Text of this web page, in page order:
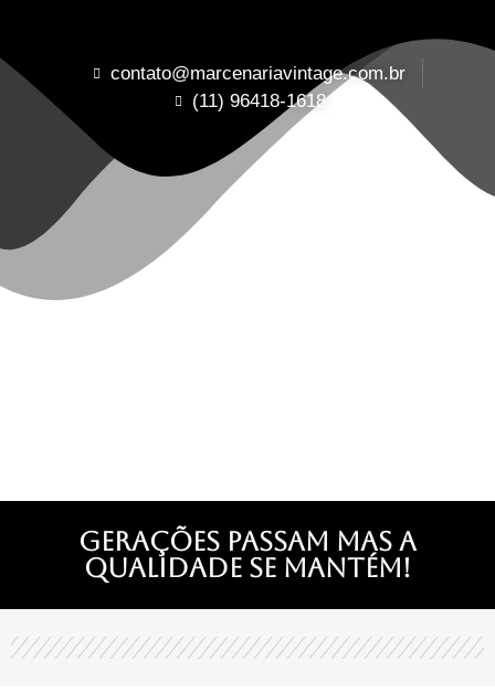
contato@marcenariavintage.com.br
(11) 96418-1618
Gerações passam mas a
qualidade se mantém!